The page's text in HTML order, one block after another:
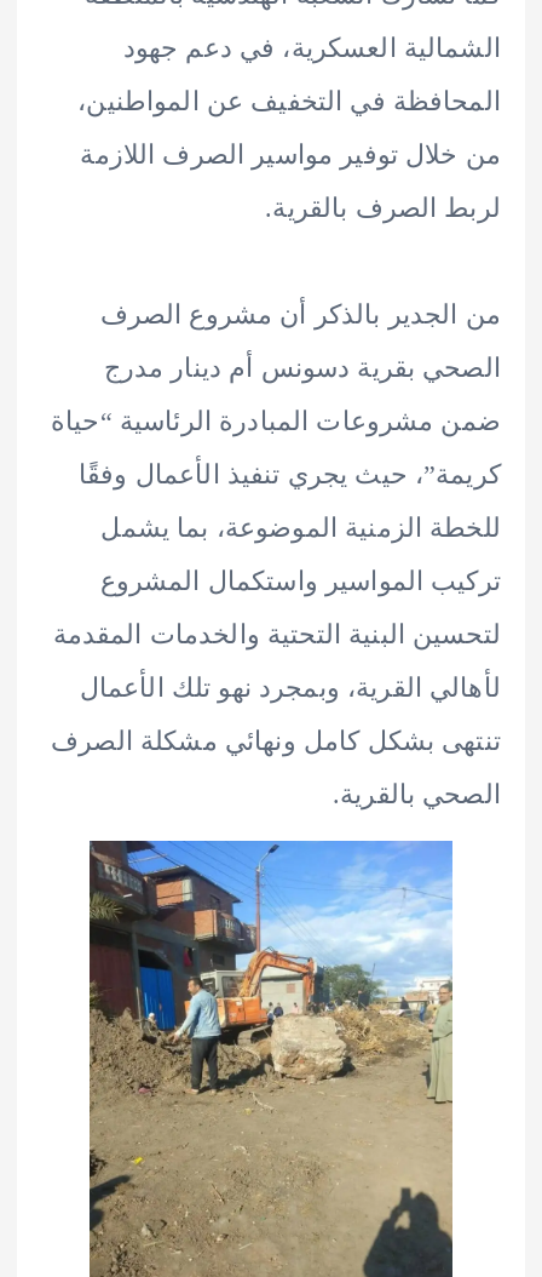
العسكرية، في دعم جهود
في التخفيف عن المواطنين،
توفير مواسير الصرف اللازمة
الصرف بالقرية.
بالذكر أن مشروع الصرف
بقرية دسونس أم دينار مدرج
مشروعات المبادرة الرئاسية “حياة
حيث يجري تنفيذ الأعمال وفقًا
الزمنية الموضوعة، بما يشمل
المواسير واستكمال المشروع
البنية التحتية والخدمات المقدمة
القرية، وبمجرد نهو تلك الأعمال
بشكل كامل ونهائي مشكلة الصرف
بالقرية.